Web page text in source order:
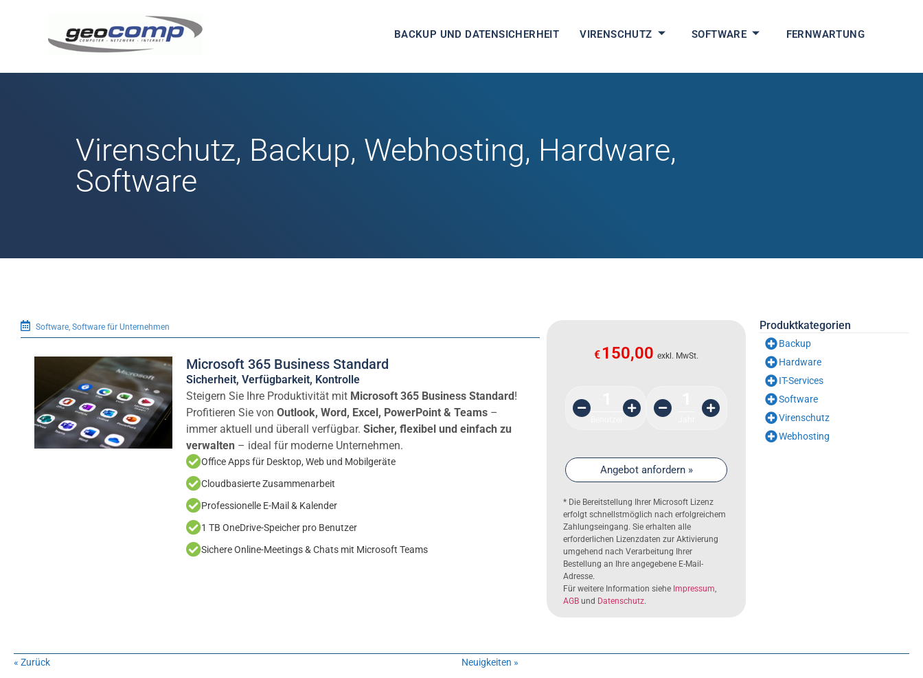
BACKUP UND DATENSICHERHEIT VIRENSCHUTZ SOFTWARE FERNWARTUNG
Virenschutz, Backup, Webhosting, Hardware,
Software
Software Software für Unternehmen
Microsoft 365 Business Standard
Sicherheit, Verfügbarkeit, Kontrolle
Steigern Sie Ihre Produktivität mit Microsoft 365 Business Standard!
Profitieren Sie von Outlook, Word, Excel, PowerPoint & Teams–
immer aktuell und überall verfügbar. Sicher, flexibel und einfach zu
verwalten – ideal für moderne Unternehmen.
Office Apps für Desktop, Web und Mobilgeräte
Cloudbasierte Zusammenarbeit
Professionelle E-Mail & Kalender
1 TB OneDrive-Speicher pro Benutzer
Sichere Online-Meetings & Chats mit Microsoft Teams
€ 150,00 exkl. MwSt.
Angebot anfordern »
* Die Bereitstellung Ihrer Microsoft Lizenz
erfolgt schnellstmöglich nach erfolgreichem
Zahlungseingang. Sie erhalten alle
erforderlichen Lizenzdaten zur Aktivierung
umgehend nach Verarbeitung Ihrer
Bestellung an Ihre angegebene E-Mail-
Adresse.
Für weitere Information siehe Impressum,
AGB und Datenschutz.
Produktkategorien
Backup
Hardware
IT-Services
Software
Virenschutz
Webhosting
« Zurück Neuigkeiten »